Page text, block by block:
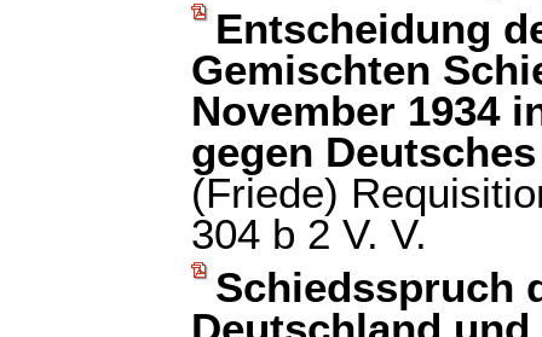
Entscheidung
Gemischten
November 1934
gegen
(Friede)
304 b 2 V. V.
Schiedsspruch